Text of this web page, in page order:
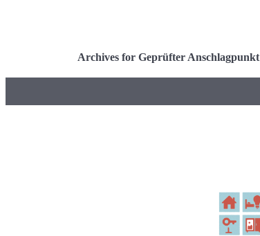
Archives for Geprüfter Anschlagpunkt